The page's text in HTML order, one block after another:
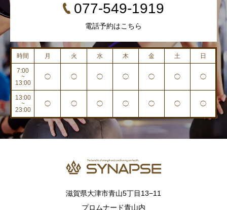
077-549-1919
電話予約はこちら
時間 月 火 水 木 金 土 日
7:00
~
13:00
◯ ◯ ◯ ◯ ◯ ◯ ◯
13:00
~
23:00
◯ ◯ ◯ ◯ ◯ ◯ ◯
滋賀県大津市青山5丁目13−11
プロムナード青山内